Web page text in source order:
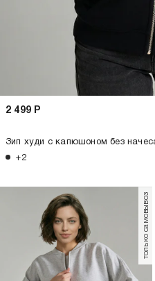
2 499 Р
Зип худи с капюшоном без
+2
только самовывоз